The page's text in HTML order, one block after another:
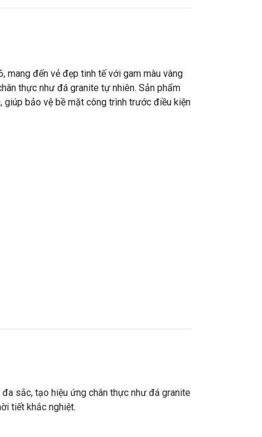
mang đến vẻ đẹp tinh tế với gam màu vàng
thực như đá granite tự nhiên. Sản phẩm
bảo vệ bề mặt công trình trước điều kiện
sắc, tạo hiệu ứng chân thực như đá granite
tiết khắc nghiệt.